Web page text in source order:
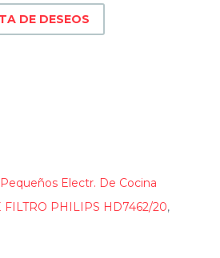
DE DESEOS
Pequeños Electr. De Cocina
FILTRO PHILIPS HD7462/20,